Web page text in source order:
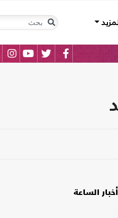
المزيد
أخبار الساعة